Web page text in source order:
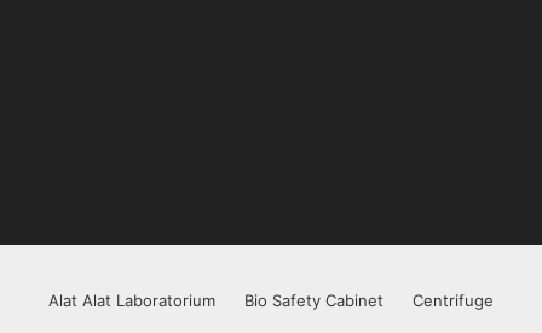
Alat Alat Laboratorium Bio Safety Cabinet
Centrifuge